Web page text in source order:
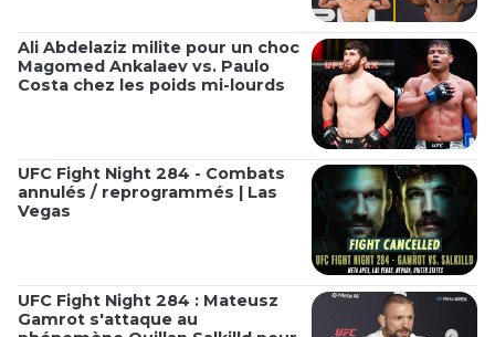
Ali Abdelaziz milite pour un choc
Magomed Ankalaev vs. Paulo
Costa chez les poids mi-lourds
UFC Fight Night 284 - Combats
annulés / reprogrammés | Las
Vegas
UFC Fight Night 284 : Mateusz
Gamrot s'attaque au